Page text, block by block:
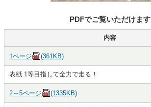
PDFでご覧いただけます
内容
1ページ (361KB)
表紙 1等目指して全力で走る！
2～5ページ (1335KB)